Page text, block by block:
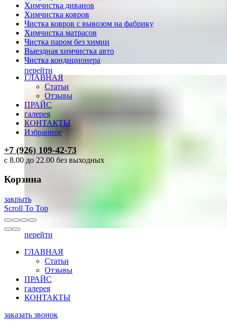
перейти
перейти
ГЛАВНАЯ
Статьи
Отзывы
ПРАЙС
галерея
КОНТАКТЫ
заказать звонок
Химчистка диванов
Химчистка ковров
Чистка ковров с вывозом на фабрику
Химчистка матрасов
Чистка паром без химии
Выездная химчистка авто
Чистка кондиционера
ГЛАВНАЯ
Статьи
Отзывы
ПРАЙС
галерея
КОНТАКТЫ
Избранное
+7 (926) 109-42-73
с 8.00 до 22.00 без выходных
Корзина
закрыть
Scroll To Top